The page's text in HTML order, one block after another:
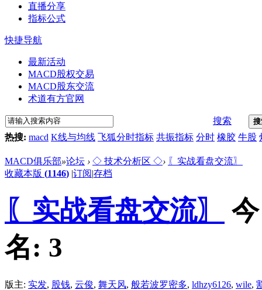
直播分享
指标公式
快捷导航
最新活动
MACD股权交易
MACD股东交流
术道有方官网
搜索
热搜: macd K线与均线 飞狐分时指标 共振指标 分时 橡胶 牛股
MACD俱乐部»论坛 › ◇ 技术分析区 ◇› 〖实战看盘交流〗
收藏本版 (1146) |订阅|存档
〖实战看盘交流〗
名: 3
版主: 实发, 股钱, 云俊, 舞天风, 般若波罗密多, ldhzy6126, wile,